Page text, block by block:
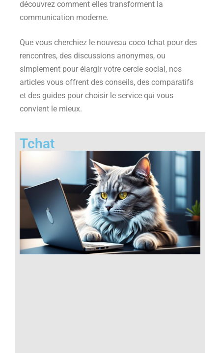
découvrez comment elles transforment la
communication moderne.
Que vous cherchiez le nouveau coco tchat pour des
rencontres, des discussions anonymes, ou
simplement pour élargir votre cercle social, nos
articles vous offrent des conseils, des comparatifs
et des guides pour choisir le service qui vous
convient le mieux.
Tchat